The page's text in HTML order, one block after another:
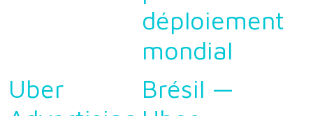
déploiement
mondial
Uber
Brésil —